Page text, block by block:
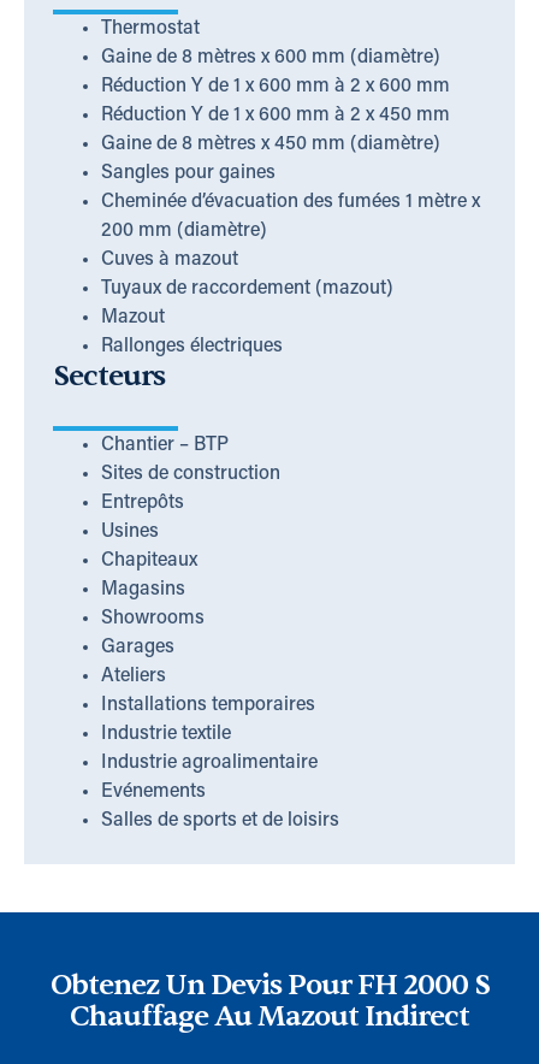
Thermostat
Gaine de 8 mètres x 600 mm (diamètre)
Réduction Y de 1 x 600 mm à 2 x 600 mm
Réduction Y de 1 x 600 mm à 2 x 450 mm
Gaine de 8 mètres x 450 mm (diamètre)
Sangles pour gaines
Cheminée d’évacuation des fumées 1 mètre x
200 mm (diamètre)
Cuves à mazout
Tuyaux de raccordement (mazout)
Mazout
Rallonges électriques
Secteurs
Chantier – BTP
Sites de construction
Entrepôts
Usines
Chapiteaux
Magasins
Showrooms
Garages
Ateliers
Installations temporaires
Industrie textile
Industrie agroalimentaire
Evénements
Salles de sports et de loisirs
Obtenez Un Devis Pour FH 2000 S
Chauffage Au Mazout Indirect